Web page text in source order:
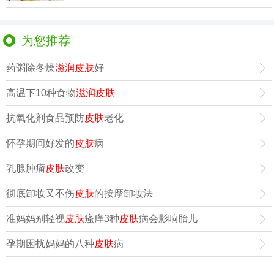
疗而引起的免
为您推荐
药粥除冬燥滋润皮肤好
高温下10种食物滋润皮肤
抗氧化剂食品预防皮肤老化
怀孕期间好发的皮肤病
乳腺肿瘤皮肤改变
彻底卸妆又不伤皮肤的按摩卸妆法
准妈妈别轻视皮肤瘙痒3种皮肤病会影响胎儿
孕期困扰妈妈的八种皮肤病